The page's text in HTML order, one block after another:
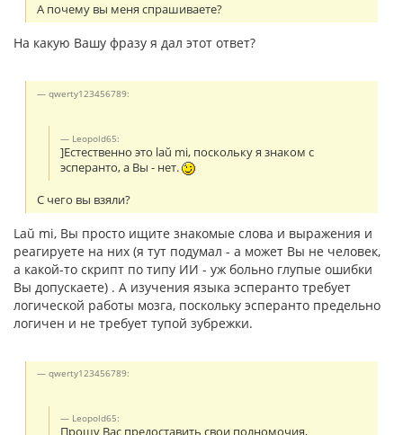
А почему вы меня спрашиваете?
На какую Вашу фразу я дал этот ответ?
qwerty123456789:
Leopold65:
]Естественно это laŭ mi, поскольку я знаком с
эсперанто, а Вы - нет.
С чего вы взяли?
Laŭ mi, Вы просто ищите знакомые слова и выражения и
реагируете на них (я тут подумал - а может Вы не человек,
а какой-то скрипт по типу ИИ - уж больно глупые ошибки
Вы допускаете) . А изучения языка эсперанто требует
логической работы мозга, поскольку эсперанто предельно
логичен и не требует тупой зубрежки.
qwerty123456789:
Leopold65: